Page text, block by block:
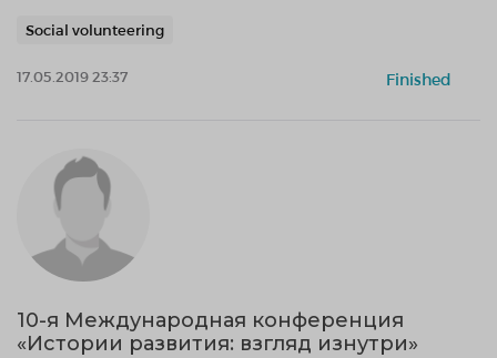
Social volunteering
17.05.2019 23:37 Finished
10-я Международная конференция
«Истории развития: взгляд изнутри»